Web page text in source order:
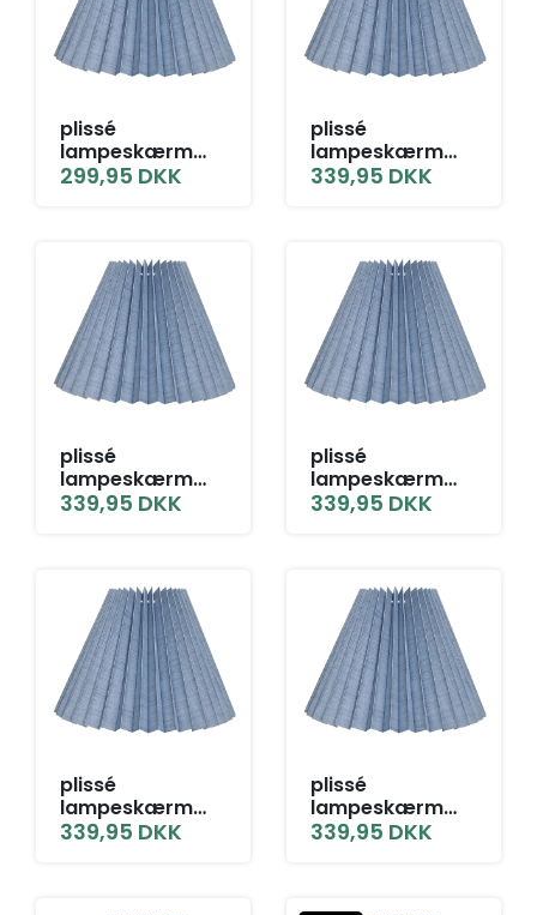
plissé
lampeskærm
14x27x40 TNF
299,95 DKK
plissé
lampeskærm
16x30x42 BR grå
339,95 DKK
plissé
lampeskærm
16x30x42 L-E27
339,95 DKK
plissé
lampeskærm
16x30x42 LNF
339,95 DKK
plissé
lampeskærm
16x30x42 T-E27
339,95 DKK
plissé
lampeskærm
16x30x42 TNF
339,95 DKK